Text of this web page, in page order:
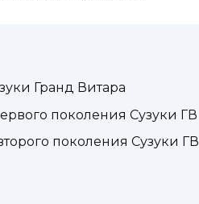
Гранд Витара
поколения Сузуки ГВ
поколения Сузуки ГВ